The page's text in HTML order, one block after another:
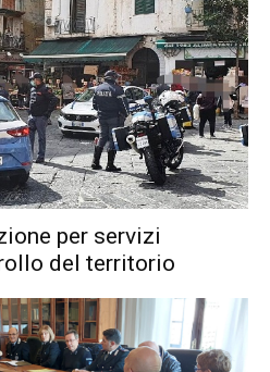
per servizi
del territorio